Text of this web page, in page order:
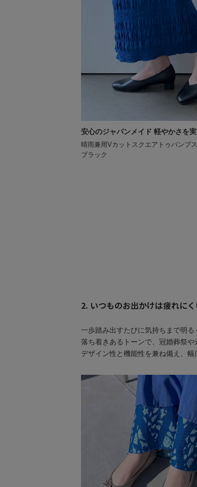
安心のジャパンメイド 軽やかさを
晴雨兼用Vカットスクエアトゥパンプス
ブラック
2. いつものお出かけは疲れに
一歩踏み出すたびに気持ちまで明る
落ち着きあるトーンで、冠婚葬祭
デザイン性と機能性を兼ね備え、幅